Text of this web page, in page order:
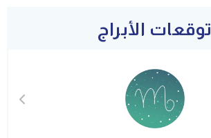
توقعات الأبراج